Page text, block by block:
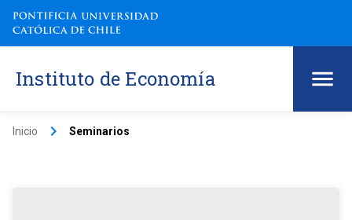
Instituto de Economía
Inicio keyboard_arrow_right Seminarios